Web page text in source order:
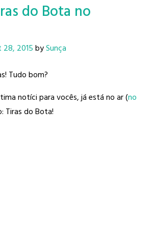
do Bota no
2015bySunça
Tudo bom?
notíci para vocês, já está no ar (no
Tiras do Bota!